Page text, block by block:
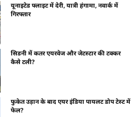
यूनाइटेड फ्लाइट में देरी, यात्री हंगामा, नवार्क में
गिरफ्तार
सिडनी में कतर एयरवेज और जेटस्टार की टक्कर
कैसे टली?
फुकेत उड़ान के बाद एयर इंडिया पायलट डोप टेस्ट में
फेल?